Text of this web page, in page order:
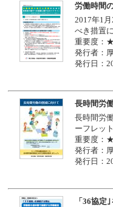
労働時間
2017年1
べき措置
重要度
発行者：
発行日：
長時間労
長時間労
ーフレッ
重要度
発行者：
発行日：
「36協定